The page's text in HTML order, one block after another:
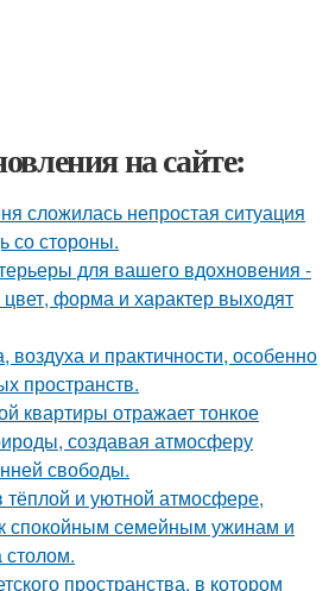
на сайте:
сложилась непростая ситуация
со стороны.
для вашего вдохновения -
цвет, форма и характер выходят
воздуха и практичности, особенно
пространств.
квартиры отражает тонкое
создавая атмосферу
свободы.
и уютной атмосфере,
к спокойным семейным ужинам и
пространства, в котором